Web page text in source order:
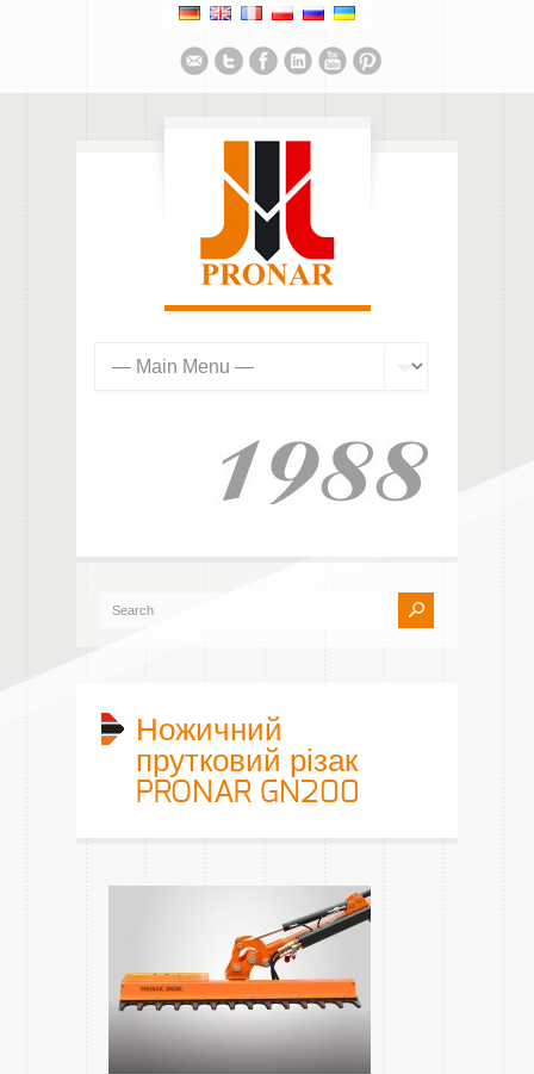
Ножичний
прутковий різак
PRONAR GN200